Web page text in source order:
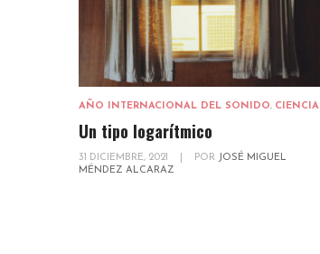
AÑO INTERNACIONAL DEL SONIDO, CIENCIA
Un tipo logarítmico
31 DICIEMBRE, 2021 POR
JOSÉ MIGUEL
MÉNDEZ ALCARAZ